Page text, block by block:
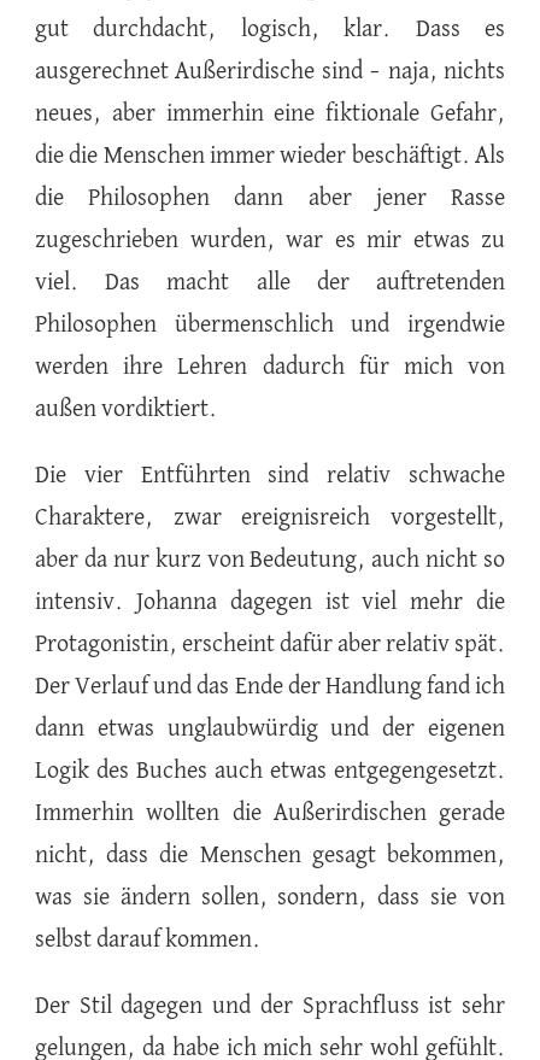
gut durchdacht, logisch, klar. Dass es
ausgerechnet Außerirdische sind – naja, nichts
neues, aber immerhin eine fiktionale Gefahr,
die die Menschen immer wieder beschäftigt. Als
die Philosophen dann aber jener Rasse
zugeschrieben wurden, war es mir etwas zu
viel. Das macht alle der auftretenden
Philosophen übermenschlich und irgendwie
werden ihre Lehren dadurch für mich von
außen vordiktiert.
Die vier Entführten sind relativ schwache
Charaktere, zwar ereignisreich vorgestellt,
aber da nur kurz von Bedeutung, auch nicht so
intensiv. Johanna dagegen ist viel mehr die
Protagonistin, erscheint dafür aber relativ spät.
Der Verlauf und das Ende der Handlung fand ich
dann etwas unglaubwürdig und der eigenen
Logik des Buches auch etwas entgegengesetzt.
Immerhin wollten die Außerirdischen gerade
nicht, dass die Menschen gesagt bekommen,
was sie ändern sollen, sondern, dass sie von
selbst darauf kommen.
Der Stil dagegen und der Sprachfluss ist sehr
gelungen, da habe ich mich sehr wohl gefühlt.